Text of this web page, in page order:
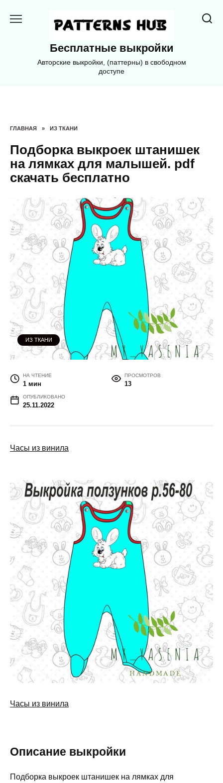
Бесплатные выкройки
Авторские выкройки, (паттерны) в свободном
доступе
ГЛАВНАЯ » ИЗ ТКАНИ
Подборка выкроек штанишек
на лямках для малышей. pdf
скачать бесплатно
ИЗ ТКАНИ
НА ЧТЕНИЕ
1 мин
ПРОСМОТРОВ
13
ОПУБЛИКОВАНО
25.11.2022
Часы из винила
Часы из винила
Описание выкройки
Подборка выкроек штанишек на лямках для